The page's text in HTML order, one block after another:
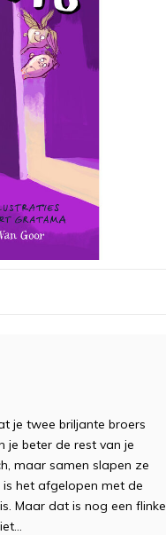
je twee briljante broers
je beter de rest van je
maar samen slapen ze
het afgelopen met de
Maar dat is nog een flinke